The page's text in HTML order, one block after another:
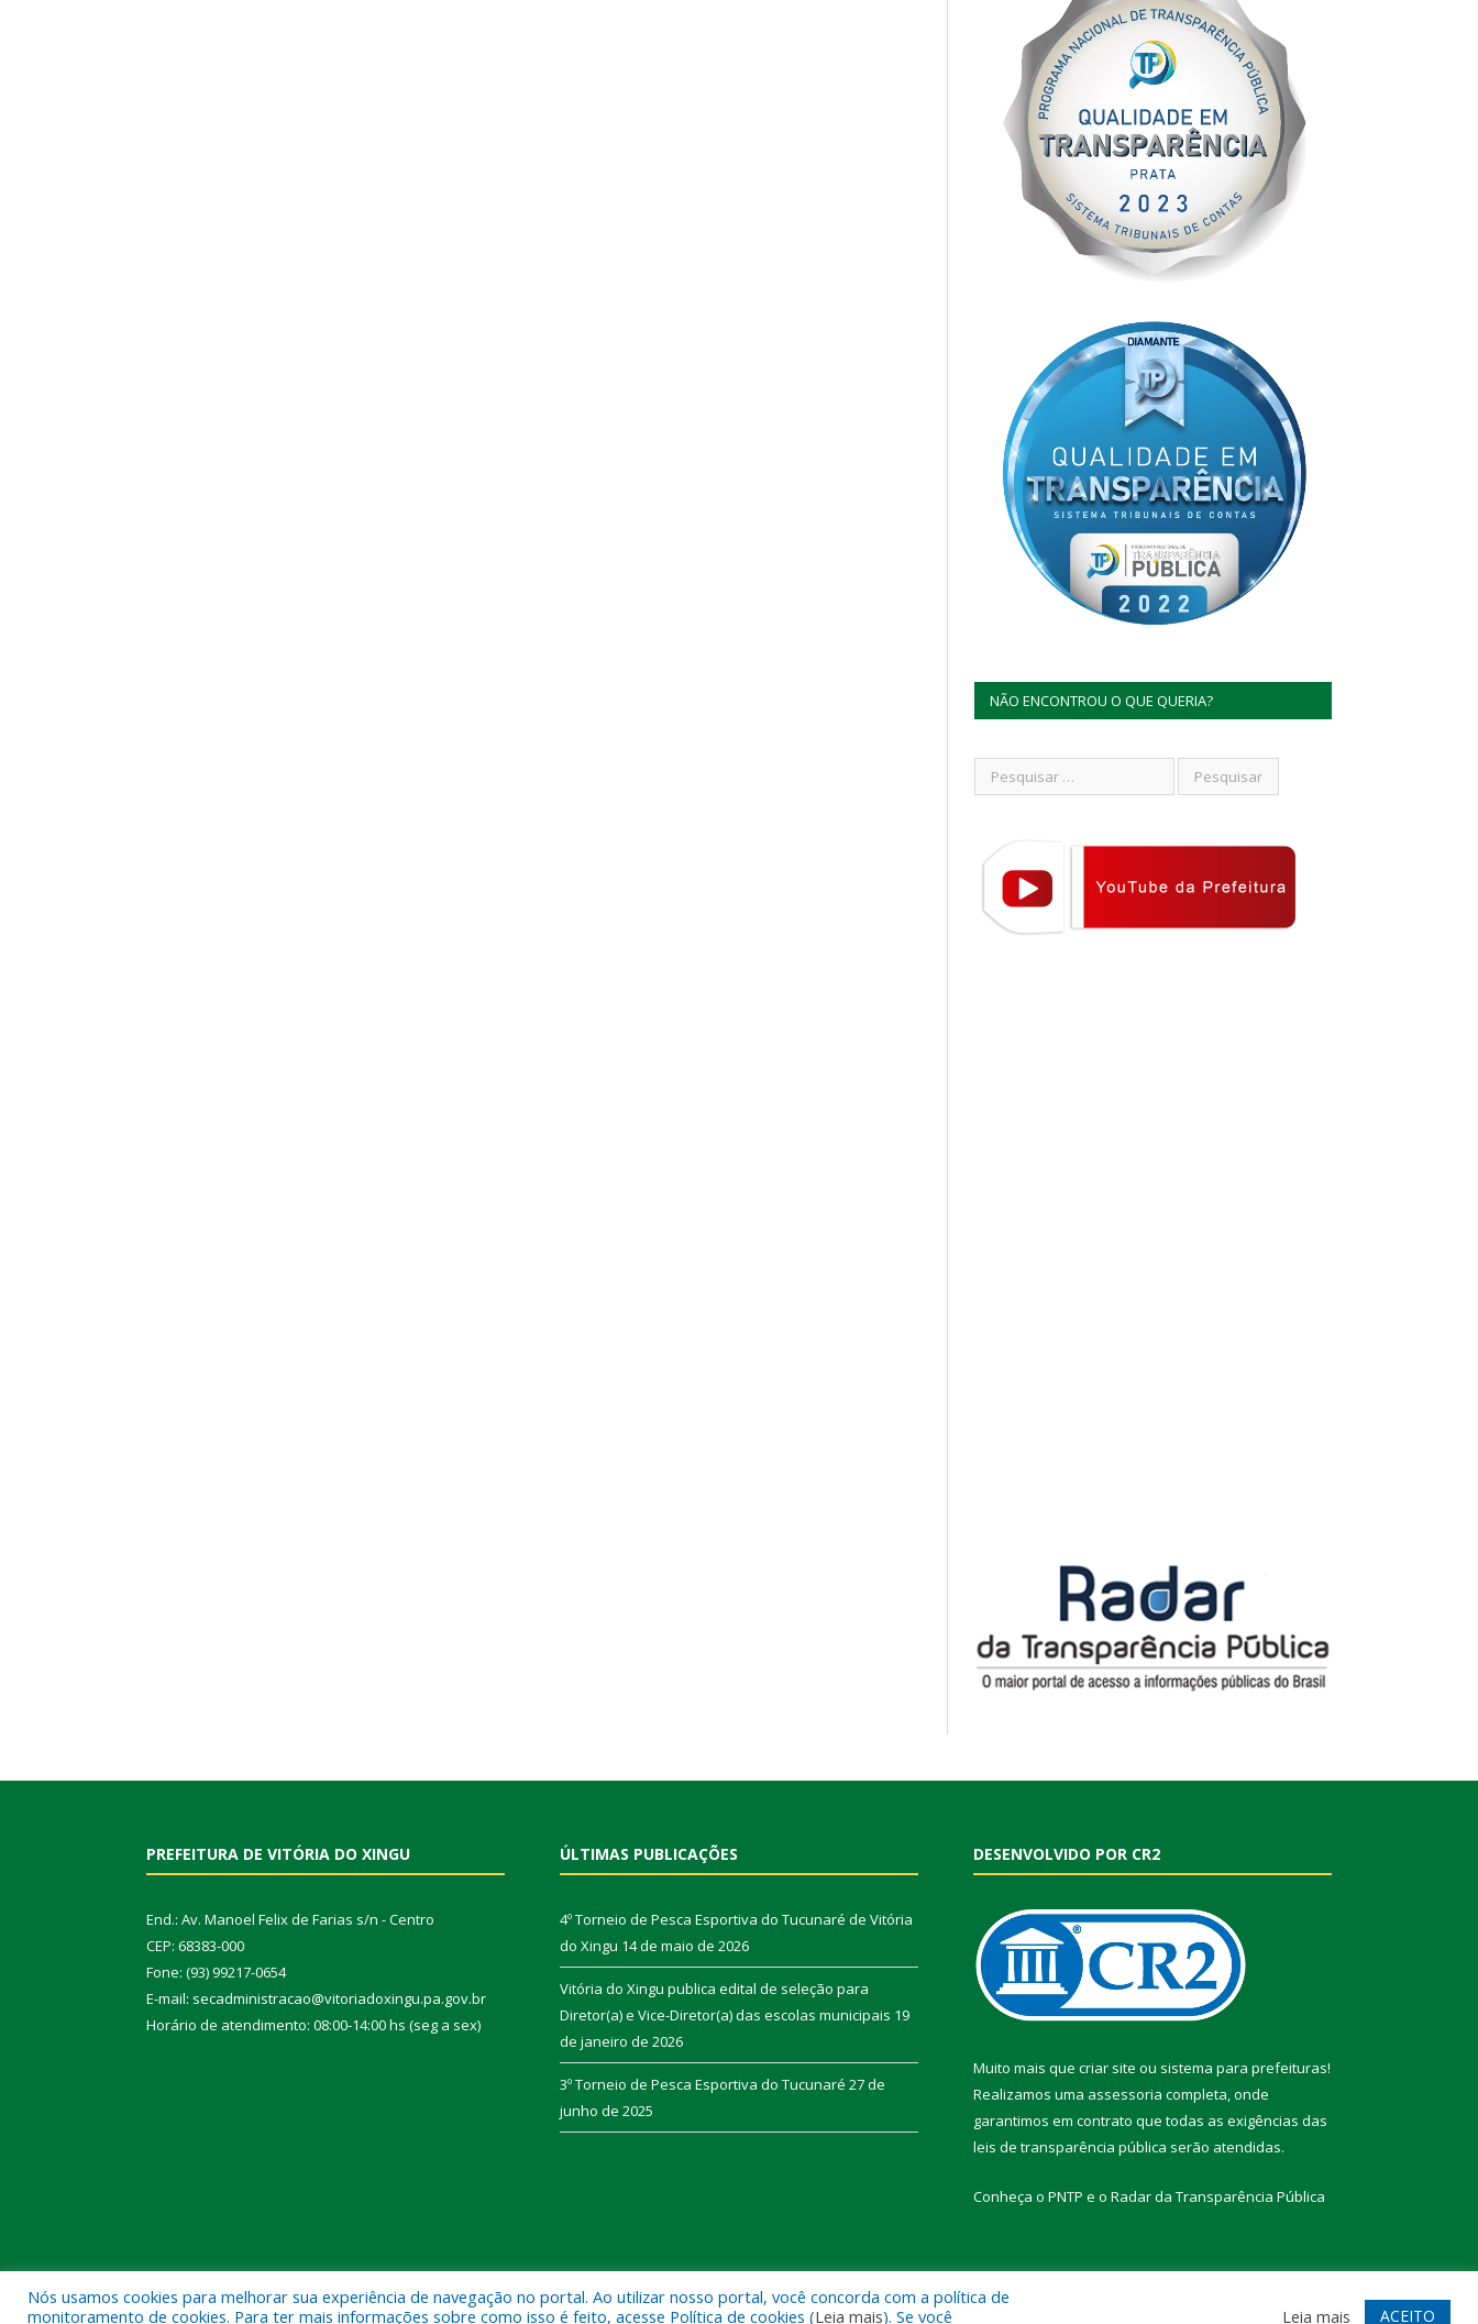
NÃO ENCONTROU O QUE QUERIA?
PREFEITURA DE VITÓRIA DO XINGU
End.: Av. Manoel Felix de Farias s/n - Centro
CEP: 68383-000
Fone: (93) 99217-0654
E-mail: secadministracao@vitoriadoxingu.pa.gov.br
Horário de atendimento: 08:00-14:00 hs (seg a sex)
ÚLTIMAS PUBLICAÇÕES
4º Torneio de Pesca Esportiva do Tucunaré de Vitória
do Xingu 14 de maio de 2026
Vitória do Xingu publica edital de seleção para
Diretor(a) e Vice-Diretor(a) das escolas municipais 19
de janeiro de 2026
3º Torneio de Pesca Esportiva do Tucunaré 27 de
junho de 2025
DESENVOLVIDO POR CR2
Muito mais que criar site ou sistema para prefeituras!
Realizamos uma assessoria completa, onde
garantimos em contrato que todas as exigências das
leis de transparência pública serão atendidas.
Conheça o PNTP e o Radar da Transparência Pública
Todos os direitos reservados a Prefeitura Municipal de Vitória do Xingu. Mapa do Site Acessar Webmail
Nós usamos cookies para melhorar sua experiência de navegação no portal. Ao utilizar nosso portal, você concorda com a política de
monitoramento de cookies. Para ter mais informações sobre como isso é feito, acesse Política de cookies (Leia mais). Se você Leia mais ACEITO